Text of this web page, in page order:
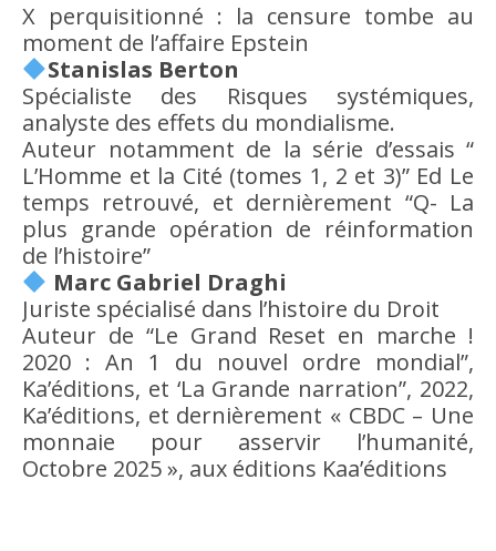
X perquisitionné : la censure tombe au
moment de l’affaire Epstein
Stanislas Berton
Spécialiste des Risques systémiques,
analyste des effets du mondialisme.
Auteur notamment de la série d’essais “
L’Homme et la Cité (tomes 1, 2 et 3)” Ed Le
temps retrouvé, et dernièrement “Q- La
plus grande opération de réinformation
de l’histoire”
Marc Gabriel Draghi
Juriste spécialisé dans l’histoire du Droit
Auteur de “Le Grand Reset en marche !
2020 : An 1 du nouvel ordre mondial”,
Ka’éditions, et ‘La Grande narration”, 2022,
Ka’éditions, et dernièrement « CBDC – Une
monnaie pour asservir l’humanité,
Octobre 2025 », aux éditions Kaa’éditions